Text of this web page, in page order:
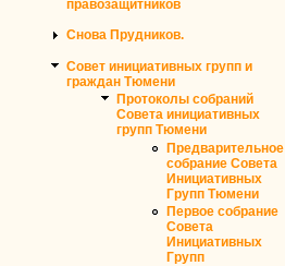
правозащитников
Снова Прудников.
Совет инициативных групп и
граждан Тюмени
Протоколы собраний
Совета инициативных
групп Тюмени
Предварительное
собрание Совета
Инициативных
Групп Тюмени
Первое собрание
Совета
Инициативных
Групп